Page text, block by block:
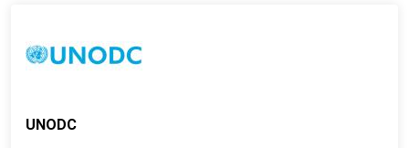
UNODC